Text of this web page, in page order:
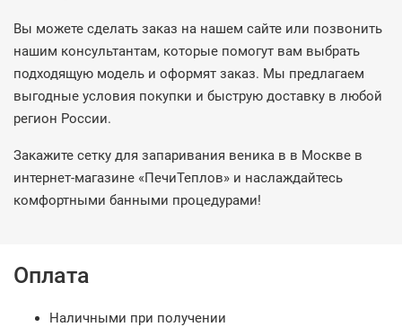
Вы можете сделать заказ на нашем сайте или позвонить
нашим консультантам, которые помогут вам выбрать
подходящую модель и оформят заказ. Мы предлагаем
выгодные условия покупки и быструю доставку в любой
регион России.
Закажите сетку для запаривания веника в в Москве в
интернет-магазине «ПечиТеплов» и наслаждайтесь
комфортными банными процедурами!
Оплата
Наличными при получении